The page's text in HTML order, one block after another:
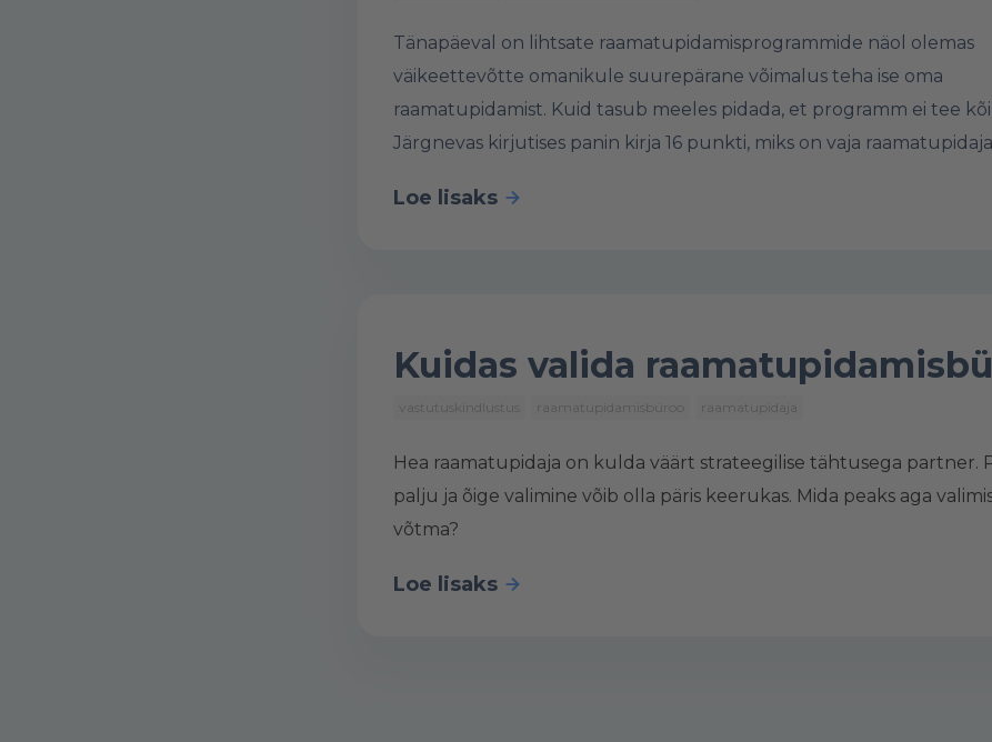
Tänapäeval on lihtsate raamatupidamisprogrammide näol olemas
väikeettevõtte omanikule suurepärane võimalus teha ise oma
raamatupidamist. Kuid tasub meeles pidada, et programm ei tee
Järgnevas kirjutises panin kirja 16 punkti, miks on vaja
Loe lisaks
Kuidas valida
vastutuskindlustus raamatupidamisbüroo raamatupidaja
Hea raamatupidaja on kulda väärt strateegilise tähtusega partner.
palju ja õige valimine võib olla päris keerukas. Mida peaks aga
võtma?
Loe lisaks